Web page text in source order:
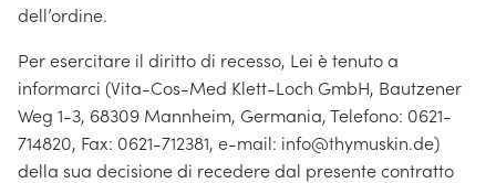
dell’ordine.
Per esercitare il diritto di recesso, Lei è tenuto a
informarci (Vita-Cos-Med Klett-Loch GmbH, Bautzener
Weg 1-3, 68309 Mannheim, Germania, Telefono: 0621-
714820, Fax: 0621-712381, e-mail: info@thymuskin.de)
della sua decisione di recedere dal presente contratto